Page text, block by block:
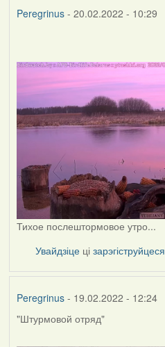
Peregrinus- 20.02.2022 - 10:29
Тихое послештормовое утро...
Увайдзіце цізарэгіструйцеся
Peregrinus- 19.02.2022 - 12:24
"Штурмовой отряд"